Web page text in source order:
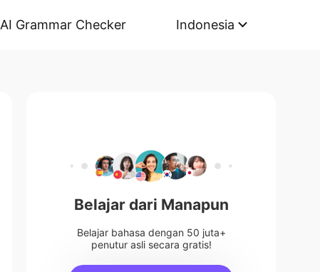
AI Grammar Checker Indonesia
Belajar dari Manapun
Belajar bahasa dengan 50 juta+
penutur asli secara gratis!